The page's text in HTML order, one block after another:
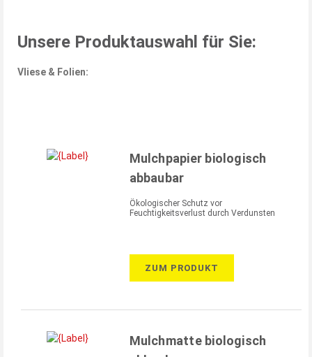
Unsere Produktauswahl für Sie:
Vliese & Folien:
Mulchpapier biologisch
abbaubar
Ökologischer Schutz vor
Feuchtigkeitsverlust durch Verdunsten
ZUM PRODUKT
Mulchmatte biologisch